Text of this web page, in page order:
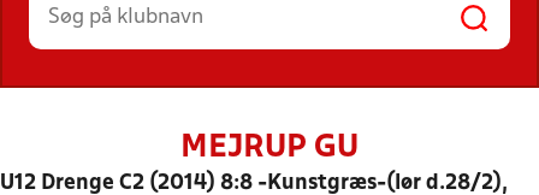
MEJRUP GU
U12 Drenge C2 (2014) 8:8 -Kunstgræs-(lør d.28/2),